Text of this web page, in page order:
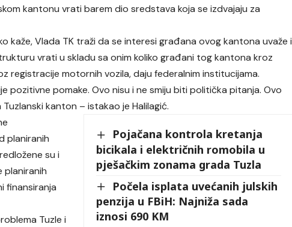
kantonu vrati barem dio sredstava koja se izdvajaju za
kaže, Vlada TK traži da se interesi građana ovog kantona uvaže i
vrati u skladu sa onim koliko građani tog kantona kroz
registracije motornih vozila, daju federalnim institucijama.
pozitivne pomake. Ovo nisu i ne smiju biti politička pitanja. Ovo
kanton – istakao je Halilagić.
Pojačana kontrola kretanja
bicikala i električnih romobila u
pješačkim zonama grada Tuzla
Počela isplata uvećanih julskih
penzija u FBiH: Najniža sada
iznosi 690 KM
planiranih
su i
planiranih
finansiranja
Tuzle i